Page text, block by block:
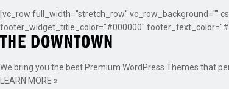
[vc_row full_width="stretch_row" vc_row_background=""
footer_widget_title_color="#000000"
We bring you the best Premium WordPress Themes that
LEARN MORE »